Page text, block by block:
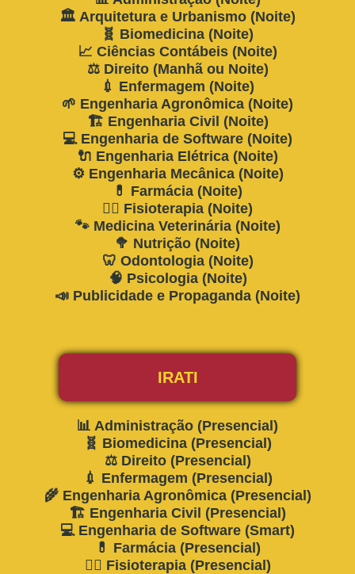
🏛️ Arquitetura e Urbanismo (Noite)
🧬 Biomedicina (Noite)
📈 Ciências Contábeis (Noite)
⚖️ Direito (Manhã ou Noite)
💉 Enfermagem (Noite)
🌱 Engenharia Agronômica (Noite)
🏗️ Engenharia Civil (Noite)
💻 Engenharia de Software (Noite)
🔌 Engenharia Elétrica (Noite)
⚙️ Engenharia Mecânica (Noite)
💊 Farmácia (Noite)
🧎‍♂️ Fisioterapia (Noite)
🐾 Medicina Veterinária (Noite)
🥦 Nutrição (Noite)
🦷 Odontologia (Noite)
🧠 Psicologia (Noite)
📣 Publicidade e Propaganda (Noite)
IRATI
📊 Administração (Presencial)
🧬 Biomedicina (Presencial)
⚖️ Direito (Presencial)
💉 Enfermagem (Presencial)
🌾 Engenharia Agronômica (Presencial)
🏗️ Engenharia Civil (Presencial)
💻 Engenharia de Software (Smart)
💊 Farmácia (Presencial)
🧎‍♂️ Fisioterapia (Presencial)